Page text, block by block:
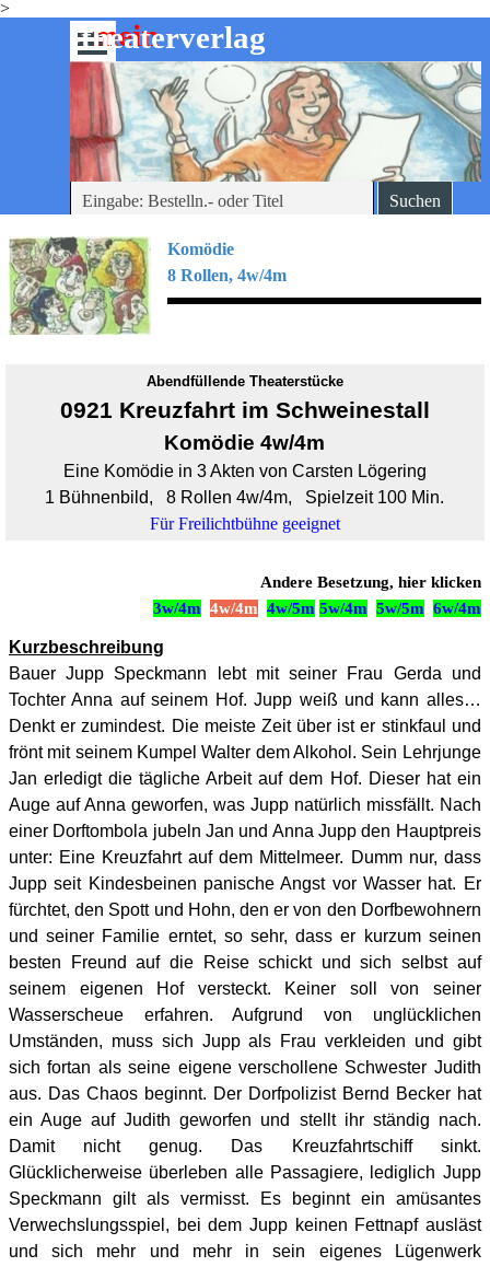
>
Direkt zum Seiteninhalt
-theaterverlag
mein
Menü überspringen
Suchen
Komödie
8 Rollen, 4w/4m
Abendfüllende Theaterstücke
0921 Kreuzfahrt im Schweinestall
Komödie 4w/4m
Eine Komödie in 3 Akten von Carsten Lögering
1 Bühnenbild, 8 Rollen 4w/4m, Spielzeit 100 Min.
Für Freilichtbühne geeignet
Andere Besetzung, hier klicken
3w/4m 4w/4m 4w/5m 5w/4m 5w/5m 6w/4m
Kurzbeschreibung
Bauer Jupp Speckmann lebt mit seiner Frau Gerda und
Tochter Anna auf seinem Hof. Jupp weiß und kann alles…
Denkt er zumindest. Die meiste Zeit über ist er stinkfaul und
frönt mit seinem Kumpel Walter dem Alkohol. Sein Lehrjunge
Jan erledigt die tägliche Arbeit auf dem Hof. Dieser hat ein
Auge auf Anna geworfen, was Jupp natürlich missfällt. Nach
einer Dorftombola jubeln Jan und Anna Jupp den Hauptpreis
unter: Eine Kreuzfahrt auf dem Mittelmeer. Dumm nur, dass
Jupp seit Kindesbeinen panische Angst vor Wasser hat. Er
fürchtet, den Spott und Hohn, den er von den Dorfbewohnern
und seiner Familie erntet, so sehr, dass er kurzum seinen
besten Freund auf die Reise schickt und sich selbst auf
seinem eigenen Hof versteckt. Keiner soll von seiner
Wasserscheue erfahren. Aufgrund von unglücklichen
Umständen, muss sich Jupp als Frau verkleiden und gibt
sich fortan als seine eigene verschollene Schwester Judith
aus. Das Chaos beginnt. Der Dorfpolizist Bernd Becker hat
ein Auge auf Judith geworfen und stellt ihr ständig nach.
Damit nicht genug. Das Kreuzfahrtschiff sinkt.
Glücklicherweise überleben alle Passagiere, lediglich Jupp
Speckmann gilt als vermisst. Es beginnt ein amüsantes
Verwechslungsspiel, bei dem Jupp keinen Fettnapf ausläst
und sich mehr und mehr in sein eigenes Lügenwerk